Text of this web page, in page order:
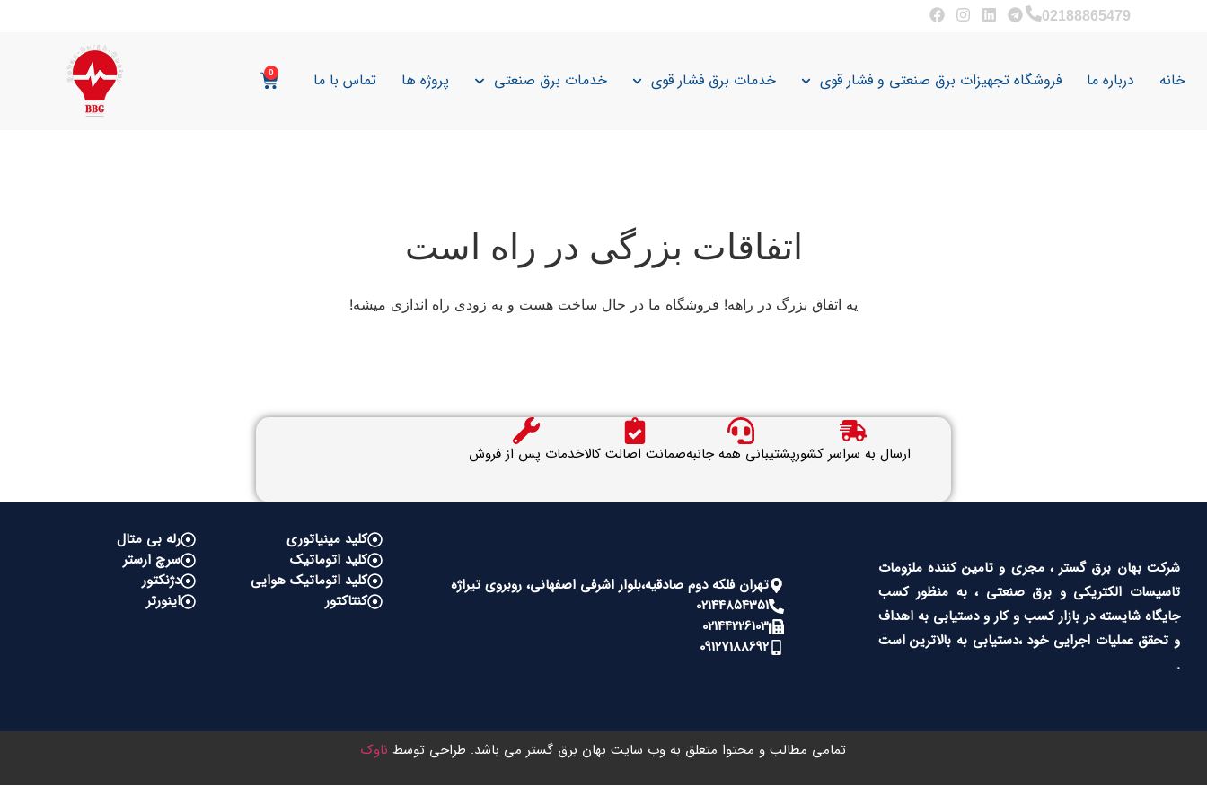
02188865479
خانه درباره ما فروشگاه تجهیزات برق صنعتی و فشار قوی خدمات برق فشار قوی خدمات برق صنعتی پروژه ها تماس با ما 0
اتفاقات بزرگی در راه است
یه اتفاق بزرگ در راهه! فروشگاه ما در حال ساخت هست و به زودی راه اندازی میشه!
ارسال به سراسر کشورپشتیبانی همه جانبهضمانت اصالت کالاخدمات پس از فروش
شرکت بهان برق گستر ، مجری و تامین کننده ملزومات
تاسیسات الکتریکی و برق صنعتی ، به منظور کسب
جایگاه شایسته در بازار کسب و کار و دستیابی به اهداف
و تحقق عملیات اجرایی خود ،دستیابی به بالاترین است
.
تهران فلکه دوم صادقیه،بلوار اشرفی اصفهانی، روبروی تیراژه
02144854351
02144226103
09127188692
کلید مینیاتوری
کلید اتوماتیک
کلید اتوماتیک هوایی
کنتاکتور
رله بی متال
سرچ ارستر
دژنکتور
اینورتر
تمامی مطالب و محتوا متعلق به وب سایت بهان برق گستر می باشد. طراحی توسط ناوک